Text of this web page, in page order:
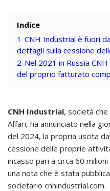
Indice
1 CNH Industrial è fuori
dettagli sulla cessione
2 Nel 2021 in Russia
del proprio fatturato
CNH Industrial, società
Affari, ha annunciato nella
del 2024, la propria uscita
cessione delle proprie
incasso pari a circa 60
una nota che è stata
societario cnhindustrial.com.